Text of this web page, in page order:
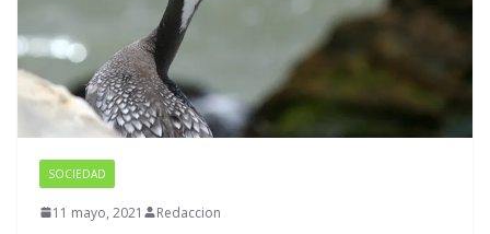
SOCIEDAD
11 mayo, 2021 Redaccion